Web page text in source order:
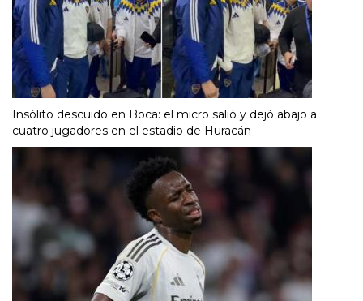
Insólito descuido en Boca: el micro salió y dejó abajo a
cuatro jugadores en el estadio de Huracán